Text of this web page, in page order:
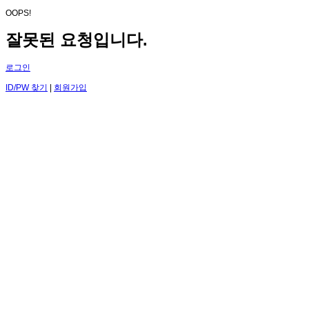
OOPS!
잘못된 요청입니다.
로그인
ID/PW 찾기 회원가입